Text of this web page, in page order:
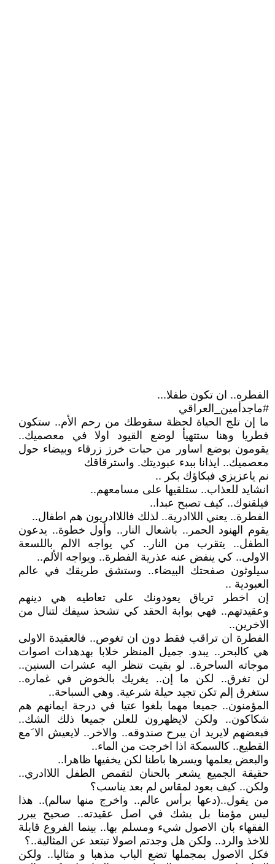
الفطره.. ان تكون طفلا...
#ماجدأمين_العراقي
ما إن تلج الحياة لحظة سقوطك من رحم الأم.. ستكون
فطريا وهنا ستتهيأ لوضع القيود اولا في معصميك..
يقومون بوضع اساور من حبات خرز زرقاء وبيضاء حول
معصميك.. ايذانا ببدء عبوديتك. واسترقاقك
نم ياعزيزي فبكاؤك بكر ..
انشايد للعذاب.. ستلقيها على مسامعهم..
فيلقنوك.. كيف تصبح عبدا..
الفطرة.. يعني اللاادرية.. لذلك فاللاادريون هم اطفال..
يقوم الهنود الحمر.. باشعال النار.. وأول خطوة.. يدعون
الطفل.. يتقرب من النار.. كي يواجه الالم باللسعة
الاولى.. كي ينفض عنه عذرية الفطرة.. ويواجه الألم..
سيلوثون صفحتك البيضاء.. وستشق طريقك في عالم
العبودية ..
إن اخطر ترياق يعودونك على تعاطيه هي دينهم
وعقيدتهم.. فهي بوابة الحقد كي تشحذ سيفك لتنال من
الاخرين..
الفطرة ان تراقب فقط دون ان تغوص.. فالعقيدة الاولى
هي كالبحر.. يبدو. جميل المنظر خلابا بهدهدات اصوات
موجاته الساحرة.. لو بقيت تنظر اليه عشرات السنين..
لن تغرق.. لكن ما إن.. يغريك بالخوض في غماره..
ستغرق إلم تكن تجيد حيلة شرعية. وهي السباحة..
المؤمنون.. جميعا مهما بلغوا عتيا في درجة ايمانهم هم
شكاكون.. ولكن لايظهرون للعلن جميعا ذلك الشك..
فبعضهم لايريد ان يبرح صندوقه.. والاخر.. لايعيش الا َمع
القطيع.. كالسمكة اذا اخرجت من الماء..
والبعض يعلمها ويسرها باطنا لكن يخفيها ظاهرا..
حقيقة الجميع يشعر بالحنان لتقمص الطفل اللاادري..
ولكن.. كيف بعود لمقاس لم بعد يناسب؟
من يقول..(دعها برأس عالم.. واخرج منها سالم).. هذا
ليس مؤمنا بل يشك في اصل عقيدته.. صحيح يبرر
الفقهاء بان الاصول شيء ومسلم بها.. بينما الفروع قابلة
للاخذ والرد.. ولكن هل وجدتم اصولا تبتعد عن المثالية..؟
فكل الاصول بمجملها تضع الباب مذهبا و مثاليا.. ولكن